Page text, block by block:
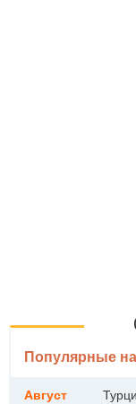
Популярные
Август